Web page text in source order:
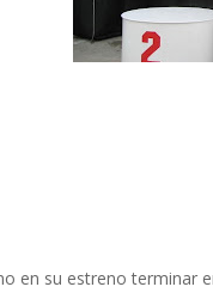
en su estreno terminar